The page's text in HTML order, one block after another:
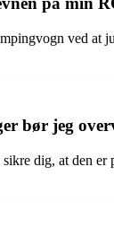
ved at
bør jeg
dig, at den